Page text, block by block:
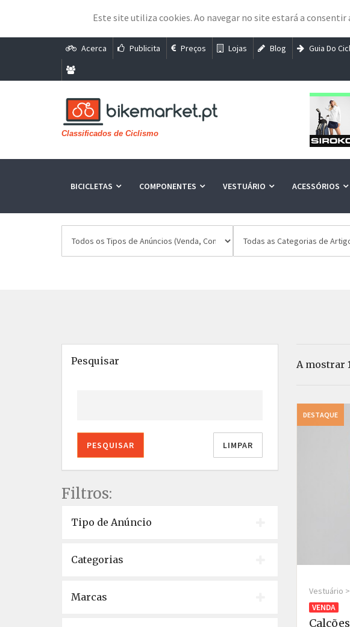
Este site utiliza cookies. Ao navegar no site estará a
Acerca Publicita Preços Lojas Blog Guia Do
Classificados de Ciclismo
BICICLETAS COMPONENTES VESTUÁRIO ACESSÓRIOS
Pesquisar
PESQUISAR LIMPAR
Filtros:
Tipo de Anúncio
Categorias
Marcas
A mostrar
DESTAQUE
Vestuário
VENDA